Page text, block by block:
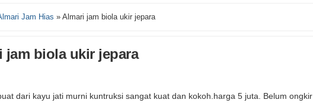
Jam Hias » Almari jam biola ukir jepara
jam biola ukir jepara
dari kayu jati murni kuntruksi sangat kuat dan kokoh.harga 5 juta. Belum ongkir